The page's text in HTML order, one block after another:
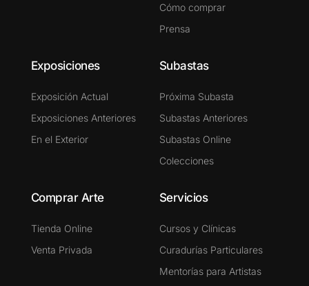
Cómo comprar
Prensa
Exposiciones
Exposición Actual
Exposiciones Anteriores
En el Exterior
Subastas
Próxima Subasta
Subastas Anteriores
Subastas Online
Colecciones
Comprar Arte
Tienda Online
Venta Privada
Servicios
Cursos y Clínicas
Curadurías Particulares
Mentorías para Artistas